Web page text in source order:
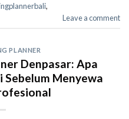
,
Leave a comment
PLANNER
Denpasar: Apa
Sebelum Menyewa